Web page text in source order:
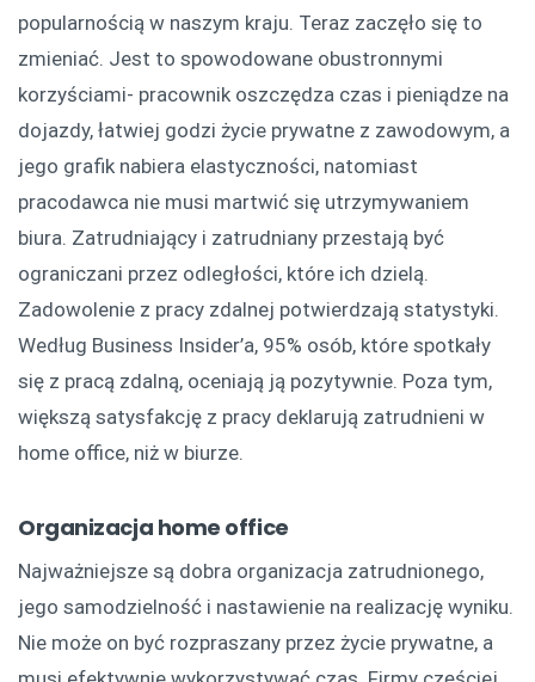
popularnością w naszym kraju. Teraz zaczęło się to
zmieniać. Jest to spowodowane obustronnymi
korzyściami- pracownik oszczędza czas i pieniądze na
dojazdy, łatwiej godzi życie prywatne z zawodowym, a
jego grafik nabiera elastyczności, natomiast
pracodawca nie musi martwić się utrzymywaniem
biura. Zatrudniający i zatrudniany przestają być
ograniczani przez odległości, które ich dzielą.
Zadowolenie z pracy zdalnej potwierdzają statystyki.
Według Business Insider’a, 95% osób, które spotkały
się z pracą zdalną, oceniają ją pozytywnie. Poza tym,
większą satysfakcję z pracy deklarują zatrudnieni w
home office, niż w biurze.
Organizacja home office
Najważniejsze są dobra organizacja zatrudnionego,
jego samodzielność i nastawienie na realizację wyniku.
Nie może on być rozpraszany przez życie prywatne, a